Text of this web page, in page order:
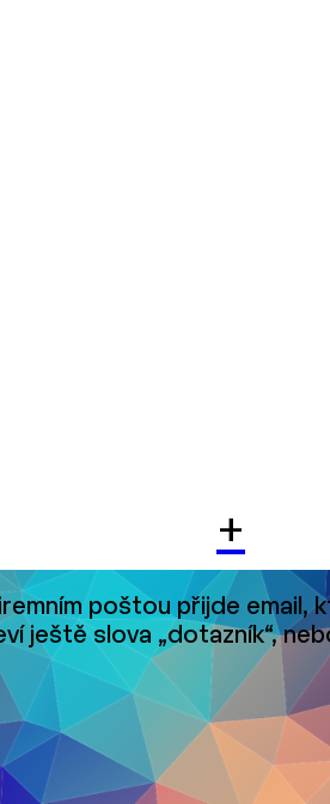
+
poštou přijde email,
ještě slova „dotazník“,